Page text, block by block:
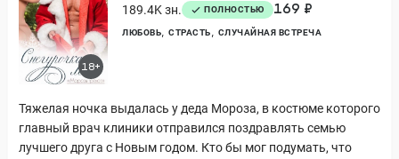
18+
189.4K зн.
ПОЛНОСТЬЮ 169 ₽
ЛЮБОВЬ СТРАСТЬ СЛУЧАЙНАЯ ВСТРЕЧА
Тяжелая ночка выдалась у деда Мороза, в костюме которого
главный врач клиники отправился поздравлять семью
лучшего друга с Новым годом. Кто бы мог подумать, что